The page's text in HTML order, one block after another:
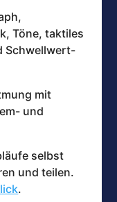
Töne, taktiles
Schwellwert-
mit
und
selbst
und teilen.
.